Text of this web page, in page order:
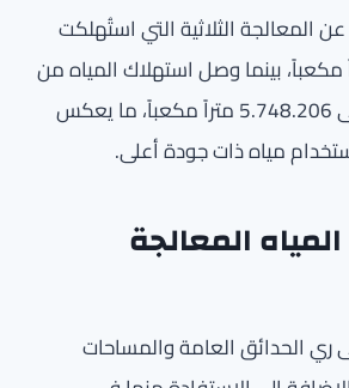
المعالجة الثلاثية التي استُهلكت
متراً مكعباً، بينما وصل استهلاك المياه من
المعالجة الرباعية إلى 5.748.206 متراً مكعباً، ما يعكس
مياه ذات جودة أعلى.
المعالجة
ري الحدائق العامة والمساحات